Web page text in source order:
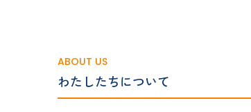
ABOUT US
わたしたちについて